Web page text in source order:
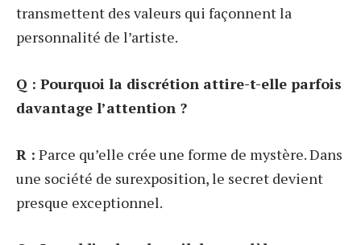
transmettent des valeurs qui façonnent la
personnalité de l’artiste.
Q : Pourquoi la discrétion attire-t-elle parfois
davantage l’attention ?
R : Parce qu’elle crée une forme de mystère. Dans
une société de surexposition, le secret devient
presque exceptionnel.